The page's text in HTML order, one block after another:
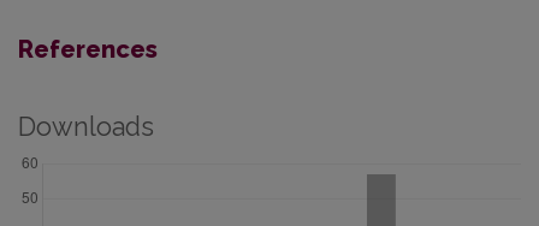
References
Downloads